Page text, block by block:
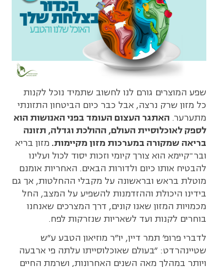
שפע המוצרים גורם לנו לחשוב שתמיד נוכל לקנות
כל מזון שרק נרצה, אבל כבר כיום הביטחון התזונתי
מתערער. האתגר העצום העומד בפני האנושות הוא
לספק לאוכלוסיית העולם, ההולכת וגדלה, תזונה
בריאה שמקורה במערכות מזון מקיימות. מזון בריא
ובר­־קיימא הוא צורך קיומי וזכות יסוד לכול ועלינו
להבטיח אותו כיום ולדורות הבאים. האחריות אומנם
מוטלת בראש ובראשונה על מקבלי ההחלטות, אך גם
בידינו היכולת וההזדמנות להשפיע על המצב, החל
מכמויות המזון שאנו קונים, דרך המצרכים שאנחנו
בוחרים לקנות ועד לשאריות שנזרקות לפח.
לדברי פרופ' תמר דיין, יו"ר מוזיאון הטבע ע"ש
שטיינהרדט: "בעולם שאוכלוסייתו עלתה פי ארבעה
ויותר במהלך מאה השנים האחרונות, ושרמת החיים